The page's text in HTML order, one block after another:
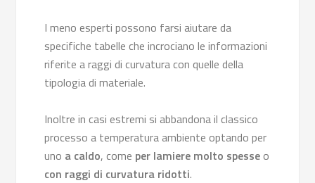
I meno esperti possono farsi aiutare da
specifiche tabelle che incrociano le informazioni
riferite a raggi di curvatura con quelle della
tipologia di materiale.
Inoltre in casi estremi si abbandona il classico
processo a temperatura ambiente optando per
uno a caldo, come per lamiere molto spesseo
con raggi di curvatura ridotti.